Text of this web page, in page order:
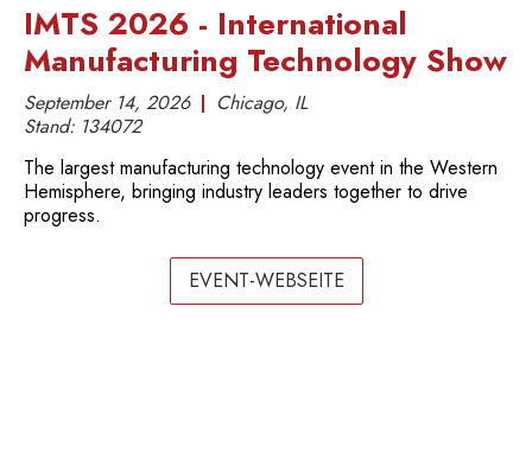
IMTS 2026 - International
Manufacturing Technology Show
September 14, 2026
Chicago, IL
Stand: 134072
The largest manufacturing technology event in the Western
Hemisphere, bringing industry leaders together to drive
progress.
EVENT-WEBSEITE